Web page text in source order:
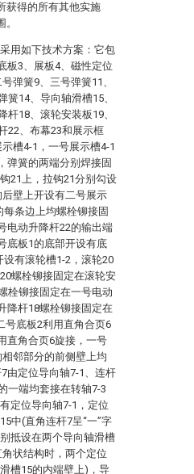
获得的所有其他实施
用如下技术方案：它包
板3、展板4、磁性定位
弹簧9、三号弹簧11、
簧14、导向轴滑槽15、
杆18、滚轮安装板19、
22、布幕23和展示框
槽4-1，一号展示槽4-1
弹簧的两端分别焊接固
21上，拉钩21分别勾设
壁上开设有二号展示
条边上均螺栓铆接固
电动升降杆22的输出端
底板1的底部开设有底
有滚轮槽1-2，滚轮20
螺栓铆接固定在滚轮安
栓铆接固定在一号电动
降杆18螺栓铆接固定在
号底板2利用直角合页6
直角合页6旋接，一号
邻部分的前侧壁上均
由定位导向轴7-1、连杆
一端均套接在转轴7-3
定位导向轴7-1，定位
中(直角连杆7呈“一”字
抵设在两个导向轴滑槽
状结构时，两个定位
槽15的内端壁上)，导